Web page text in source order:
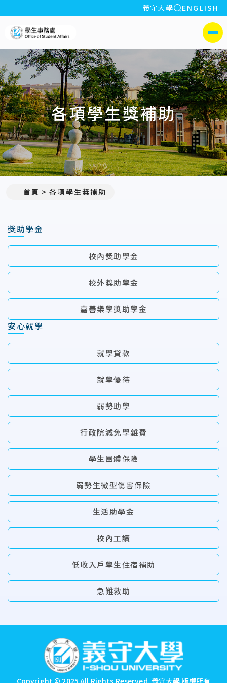
:::
義守大學 全站搜索
ENGLISH
側選單
各項學生獎補助
首頁 各項學生獎補助
獎助學金
校內獎助學金
校外獎助學金
嘉善樂學獎助學金
安心就學
就學貸款
就學優待
弱勢助學
行政院減免學雜費
學生團體保險
弱勢生微型傷害保險
生活助學金
校內工讀
低收入戶學生住宿補助
急難救助